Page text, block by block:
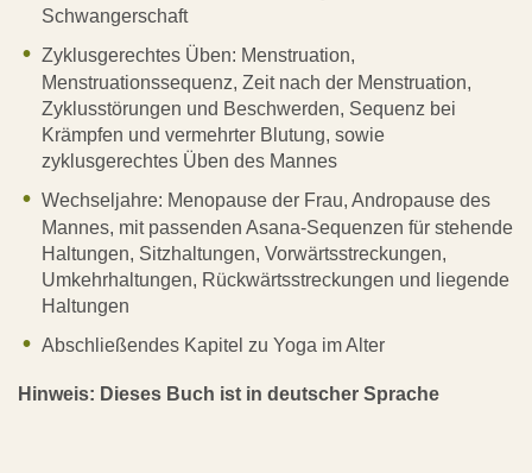
Schwangerschaft
Zyklusgerechtes Üben: Menstruation,
Menstruationssequenz, Zeit nach der Menstruation,
Zyklusstörungen und Beschwerden, Sequenz bei
Krämpfen und vermehrter Blutung, sowie
zyklusgerechtes Üben des Mannes
Wechseljahre: Menopause der Frau, Andropause des
Mannes, mit passenden Asana-Sequenzen für stehende
Haltungen, Sitzhaltungen, Vorwärtsstreckungen,
Umkehrhaltungen, Rückwärtsstreckungen und liegende
Haltungen
Abschließendes Kapitel zu Yoga im Alter
Hinweis: Dieses Buch ist in deutscher Sprache